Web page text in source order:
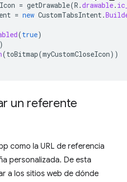
= getDrawable(R .drawable.
= new CustomTabsIntent.
(true)
)
(toBitmap(myCustomCloseIcon))
un referente
como la URL de referencia
personalizada. De esta
a los sitios web de dónde